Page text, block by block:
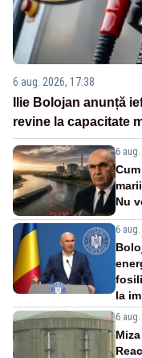
6 aug. 2026, 17:38
Ilie Bolojan anunță
revine la capacitate
6
Nu
6 aug.
la
6